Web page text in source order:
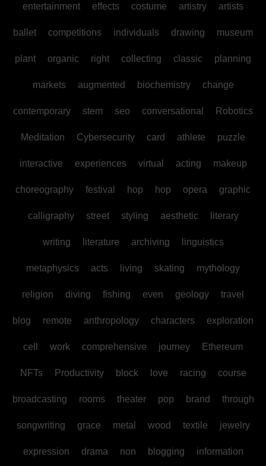
entertainment effects costume artistry artists
ballet competitions individuals drawing museum
plant organic right collecting classic planning
markets augmented biochemistry change
contemporary stem seo conversational Robotics
Meditation Cybersecurity card athlete puzzle
interactive experiences virtual acting makeup
choreography festival hop hop opera graphic
calligraphy street styling aesthetic literary
writing literature archiving linguistics
metaphysics acts living skating mythology
religion diving fishing even geology travel
blog remote anthropology characters exploration
cell work comprehensive journey Ethereum
NFTs Productivity block love racing course
broadcasting rooms theater pop brand through
songwriting grace metal wood textile jewelry
expression drama non blogging information